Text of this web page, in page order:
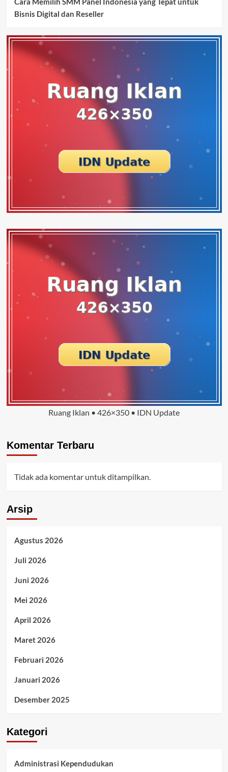
Bisnis Digital dan Reseller
Ruang Iklan • 426×350 • IDN Update
Komentar Terbaru
Tidak ada komentar untuk ditampilkan.
Arsip
Agustus 2026
Juli 2026
Juni 2026
Mei 2026
April 2026
Maret 2026
Februari 2026
Januari 2026
Desember 2025
Kategori
Administrasi Kependudukan